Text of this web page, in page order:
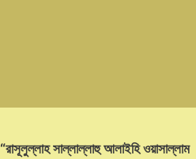
“রাসূলুল্লাহ সাল্লাল্লাহু আলাইহি ওয়াসাল্লাম